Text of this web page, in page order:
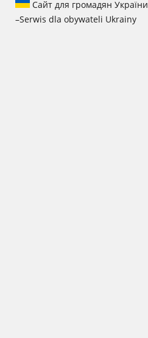
Сайт для громадян України
–Serwis dla obywateli Ukrainy